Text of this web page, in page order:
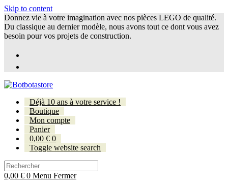
Skip to content
Donnez vie à votre imagination avec nos pièces LEGO de qualité.
Du classique au dernier modèle, nous avons tout ce dont vous avez
besoin pour vos projets de construction.
Déjà 10 ans à votre service !
Boutique
Mon compte
Panier
0,00 € 0
Toggle website search
0,00 € 0 Menu Fermer